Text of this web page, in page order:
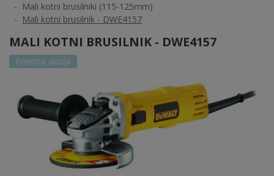
Mali kotni brusilniki (115-125mm)
Mali kotni brusilnik - DWE4157
MALI KOTNI BRUSILNIK - DWE4157
Poletna akcija